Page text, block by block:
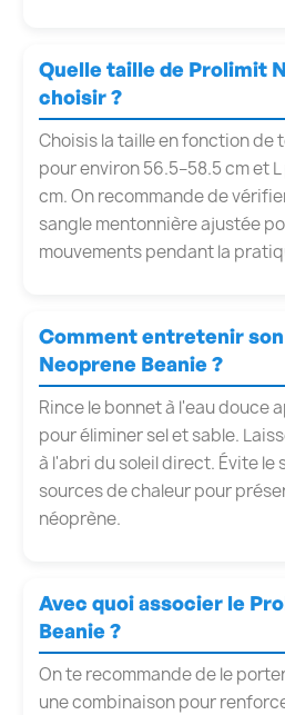
Quelle taille de Prolimit
choisir ?
Choisis la taille en fonction de
pour environ 56.5–58.5 cm et
cm. On recommande de
sangle mentonnière ajustée
mouvements pendant la
Comment entretenir
Neoprene Beanie ?
Rince le bonnet à l'eau douce
pour éliminer sel et sable.
à l'abri du soleil direct. Évite le
sources de chaleur pour
néoprène.
Avec quoi associer le
Beanie ?
On te recommande de le
une combinaison pour